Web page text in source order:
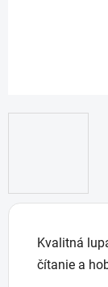
Kvalitná
čítanie a